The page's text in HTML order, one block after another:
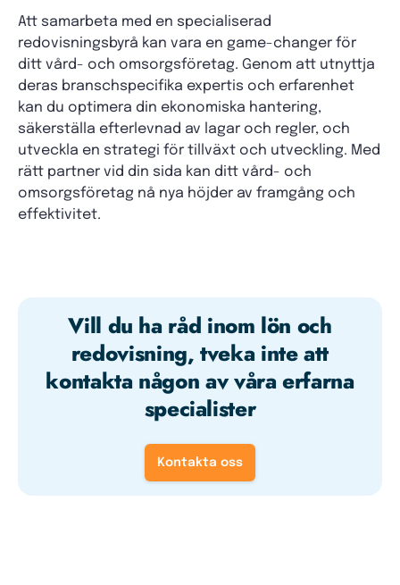
Att samarbeta med en specialiserad
redovisningsbyrå kan vara en game-changer för
ditt vård- och omsorgsföretag. Genom att utnyttja
deras branschspecifika expertis och erfarenhet
kan du optimera din ekonomiska hantering,
säkerställa efterlevnad av lagar och regler, och
utveckla en strategi för tillväxt och utveckling. Med
rätt partner vid din sida kan ditt vård- och
omsorgsföretag nå nya höjder av framgång och
effektivitet.
Vill du ha råd inom lön och
redovisning, tveka inte att
kontakta någon av våra erfarna
specialister
Kontakta oss